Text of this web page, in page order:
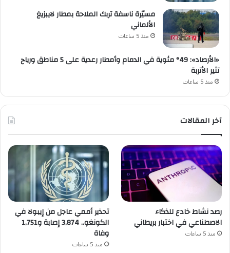
مسيّرة ناسفة تربك الملاحة بمطار لايبزيغ
الألماني
منذ 5 ساعات
«الأرصاد»: 49° مئوية في الدمام وأمطار رعدية على 5 مناطق ورياح
تثير الأتربة
منذ 5 ساعات
آخر المقالات
رصد نشاط خادع للذكاء
الاصطناعي في اختبار بريطاني
منذ 5 ساعات
تحذير أممي عاجل من إيبولا في
الكونغو.. 3,874 إصابة و1,751
وفاة
منذ 5 ساعات